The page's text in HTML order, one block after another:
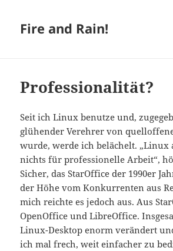
Fire and Rain!
Professionalität?
Seit ich Linux benutze und,
glühender Verehrer von
wurde, werde ich belächelt. „Linux
nichts für professionelle Arbeit“,
Sicher, das StarOffice der 1990er
der Höhe vom Konkurrenten aus
mich reichte es jedoch aus. Aus
OpenOffice und LibreOffice.
Linux-Desktop enorm verändert
ich mal frech, weit einfacher zu